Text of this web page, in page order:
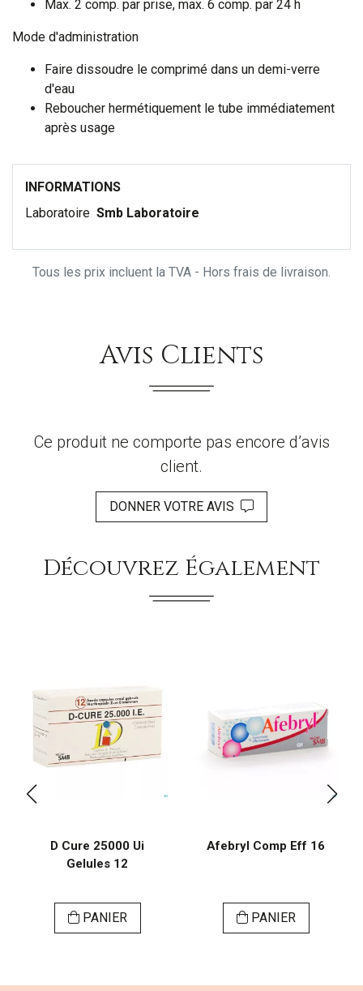
Max. 2 comp. par prise, max. 6 comp. par 24 h
Mode d'administration
Faire dissoudre le comprimé dans un demi-verre
d'eau
Reboucher hermétiquement le tube immédiatement
après usage
INFORMATIONS
Laboratoire Smb Laboratoire
Tous les prix incluent la TVA - Hors frais de livraison.
Avis Clients
Ce produit ne comporte pas encore d’avis
client.
DONNER VOTRE AVIS
Découvrez Également
D Cure 25000 Ui
Gelules 12
PANIER
Afebryl Comp Eff 16
PANIER